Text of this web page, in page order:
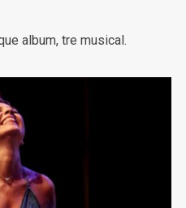
album, tre musical.